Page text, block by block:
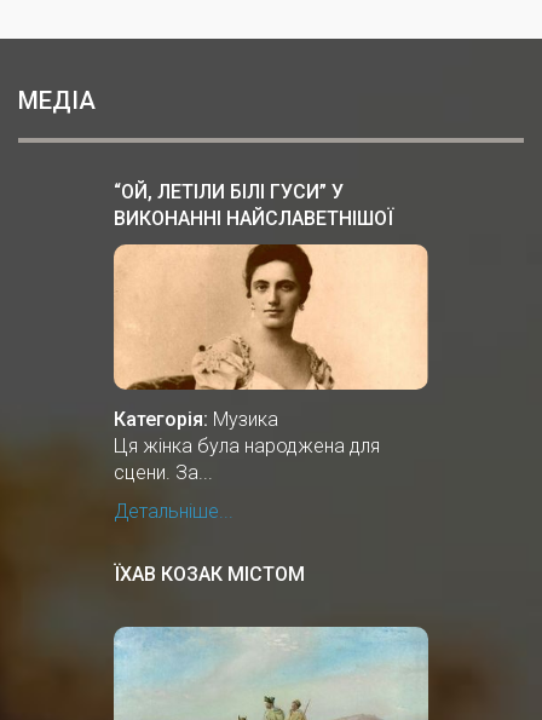
МЕДІА
“ОЙ, ЛЕТІЛИ БІЛІ ГУСИ” У
ВИКОНАННІ НАЙСЛАВЕТНІШОЇ
ОПЕРНОЇ СПІВАЧКИ СОЛОМIЇ
КРУШЕЛЬНИЦЬКОЇ
Категорія: Музика
Ця жінка була народжена для
сцени. За...
Детальніше...
ЇХАВ КОЗАК МІСТОМ